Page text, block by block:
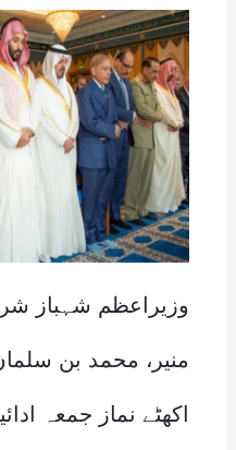
وزیراعظم شہباز
منیر، محمد بن
اکھٹے نماز جمعہ